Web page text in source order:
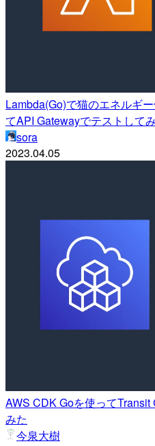
Lambda(Go)で猫のエネルギ
てAPI Gatewayでテストして
sora
2023.04.05
AWS CDK Goを使って
みた
今泉大樹